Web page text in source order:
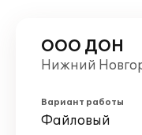
ООО ДОН
Нижний
Вариант работы
Файловый